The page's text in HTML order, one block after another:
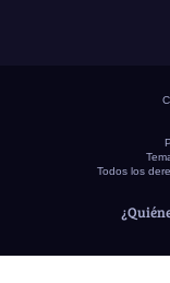
Todos los